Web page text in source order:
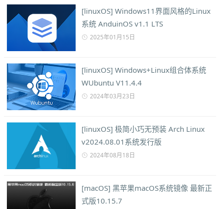
[linuxOS] Windows11界面风格的Linux
系统 AnduinOS v1.1 LTS
2025年01月15日
[linuxOS] Windows+Linux组合体系统
WUbuntu V11.4.4
2024年03月23日
[linuxOS] 极简小巧无预装 Arch Linux
v2024.08.01系统发行版
2024年08月18日
[macOS] 黑苹果macOS系统镜像 最新正
式版10.15.7